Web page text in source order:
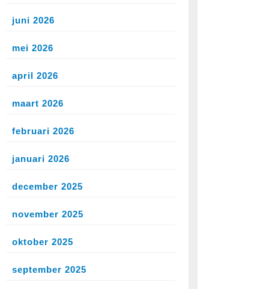
juni 2026
mei 2026
april 2026
maart 2026
februari 2026
januari 2026
december 2025
november 2025
oktober 2025
september 2025